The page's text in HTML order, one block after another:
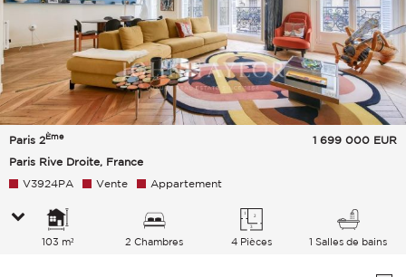
Paris 2Ème
Paris Rive Droite, France
1 699 000 EUR
V3924PA Vente Appartement
103 m² 2 Chambres 4 Pièces 1 Salles de bains